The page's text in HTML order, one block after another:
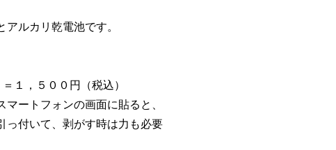
ルカリ乾電池です。
１，５００円（税込）
ートフォンの画面に貼ると、
っ付いて、剥がす時は力も必要